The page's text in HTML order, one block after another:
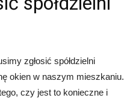
zgłosić spółdzielni
okien w naszym mieszkaniu.
czy jest to konieczne i